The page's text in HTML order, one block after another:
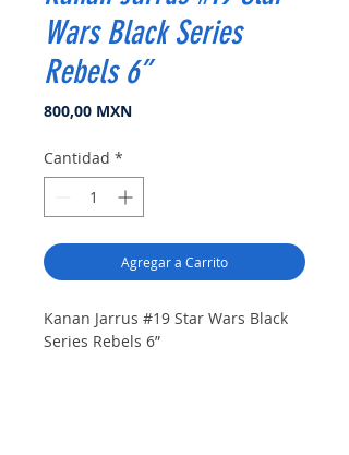
Wars Black Series
Rebels 6”
800,00 MXNPrecio
Cantidad *
Agregar a Carrito
Kanan Jarrus #19 Star Wars Black
Series Rebels 6”